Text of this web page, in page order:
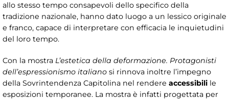
allo stesso tempo consapevoli dello specifico della
tradizione nazionale, hanno dato luogo a un lessico originale
e franco, capace di interpretare con efficacia le inquietudini
del loro tempo.
Con la mostra L’estetica della deformazione. Protagonisti
dell’espressionismo italiano si rinnova inoltre l’impegno
della Sovrintendenza Capitolina nel rendere accessibili le
esposizioni temporanee. La mostra è infatti progettata per